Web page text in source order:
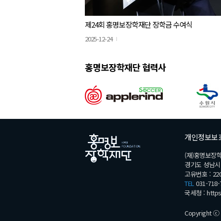
제24회 홍명보장학재단 장학금 수여식
2025-12-24
홍명보장학재단 협력사
개인정보보
(재)홍명보장
경기도 성남
고유번호 :
TEL031-
국세청 :
Copyright ⓒ